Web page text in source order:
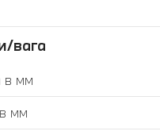
вага
в мм
мм